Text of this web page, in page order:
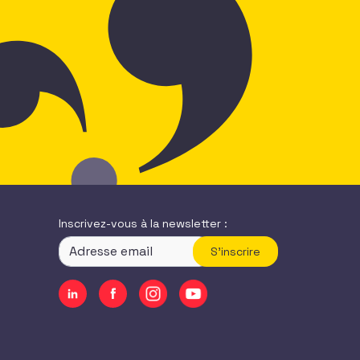
Inscrivez-vous à la newsletter :
S'inscrire